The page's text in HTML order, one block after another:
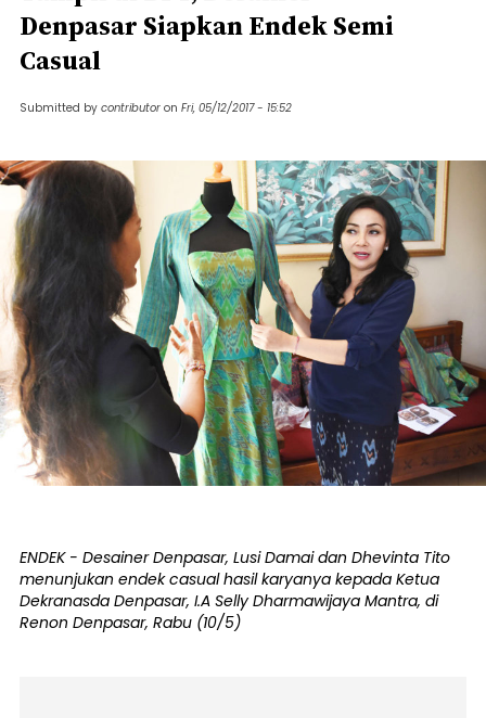
Denpasar Siapkan Endek Semi
Casual
Submitted by contributor on Fri, 05/12/2017 - 15:52
ENDEK - Desainer Denpasar, Lusi Damai dan Dhevinta Tito
menunjukan endek casual hasil karyanya kepada Ketua
Dekranasda Denpasar, I.A Selly Dharmawijaya Mantra, di
Renon Denpasar, Rabu (10/5)